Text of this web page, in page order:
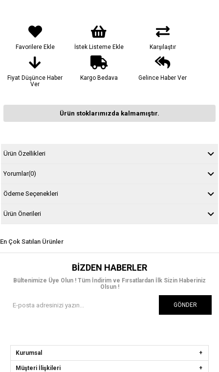
Favorilere Ekle İstek Listeme Ekle Karşılaştır
Fiyat Düşünce Haber
Ver
Kargo Bedava Gelince Haber Ver
Ürün stoklarımızda kalmamıştır.
Ürün Özellikleri
Yorumlar(0)
Ödeme Seçenekleri
Ürün Önerileri
En Çok Satılan Ürünler
BIZDEN HABERLER
Bültenimize Üye Olun ! Tüm İndirim ve Fırsatlardan İlk Sizin Haberiniz
Olsun !
GÖNDER
Kurumsal
Müşteri İlişkileri